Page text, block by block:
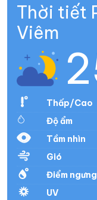
Thời tiết
Viêm
Thấp/Cao
Độ ẩm
Tầm nhìn
Gió
Điểm ngưng
UV